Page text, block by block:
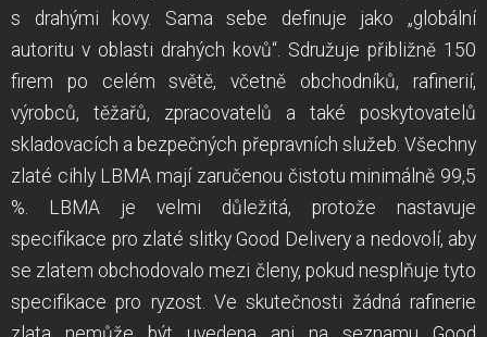
s drahými kovy. Sama sebe definuje jako „globální
autoritu v oblasti drahých kovů“. Sdružuje přibližně 150
firem po celém světě, včetně obchodníků, rafinerií,
výrobců, těžařů, zpracovatelů a také poskytovatelů
skladovacích a bezpečných přepravních služeb. Všechny
zlaté cihly LBMA mají zaručenou čistotu minimálně 99,5
%. LBMA je velmi důležitá, protože nastavuje
specifikace pro zlaté slitky Good Delivery a nedovolí, aby
se zlatem obchodovalo mezi členy, pokud nesplňuje tyto
specifikace pro ryzost. Ve skutečnosti žádná rafinerie